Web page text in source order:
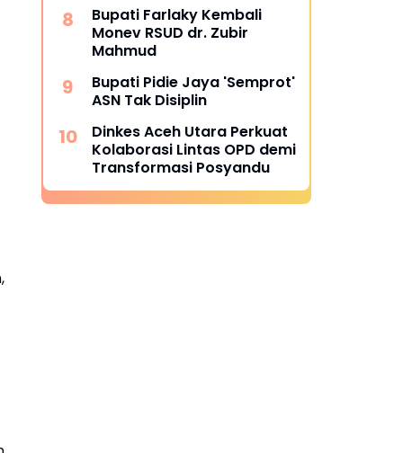
Bupati Farlaky Kembali
Monev RSUD dr. Zubir
Mahmud
Bupati Pidie Jaya 'Semprot'
ASN Tak Disiplin
Dinkes Aceh Utara Perkuat
Kolaborasi Lintas OPD demi
Transformasi Posyandu